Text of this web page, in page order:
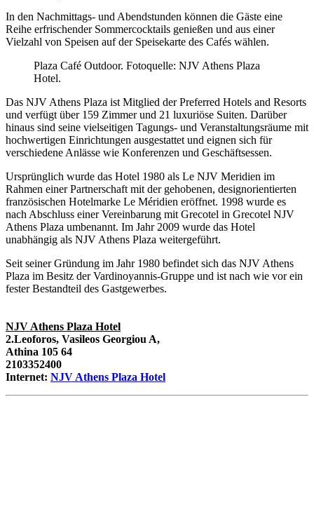
In den Nachmittags- und Abendstunden können die Gäste eine
Reihe erfrischender Sommercocktails genießen und aus einer
Vielzahl von Speisen auf der Speisekarte des Cafés wählen.
Plaza Café Outdoor. Fotoquelle: NJV Athens Plaza
Hotel.
Das NJV Athens Plaza ist Mitglied der Preferred Hotels and Resorts
und verfügt über 159 Zimmer und 21 luxuriöse Suiten. Darüber
hinaus sind seine vielseitigen Tagungs- und Veranstaltungsräume mit
hochwertigen Einrichtungen ausgestattet und eignen sich für
verschiedene Anlässe wie Konferenzen und Geschäftsessen.
Ursprünglich wurde das Hotel 1980 als Le NJV Meridien im
Rahmen einer Partnerschaft mit der gehobenen, designorientierten
französischen Hotelmarke Le Méridien eröffnet. 1998 wurde es
nach Abschluss einer Vereinbarung mit Grecotel in Grecotel NJV
Athens Plaza umbenannt. Im Jahr 2009 wurde das Hotel
unabhängig als NJV Athens Plaza weitergeführt.
Seit seiner Gründung im Jahr 1980 befindet sich das NJV Athens
Plaza im Besitz der Vardinoyannis-Gruppe und ist nach wie vor ein
fester Bestandteil des Gastgewerbes.
NJV Athens Plaza Hotel
2.Leoforos, Vasileos Georgiou A,
Athina 105 64
2103352400
Internet: NJV Athens Plaza Hotel